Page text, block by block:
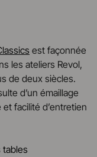
est façonnée
les ateliers Revol,
de deux siècles.
d’un émaillage
facilité d’entretien
tables